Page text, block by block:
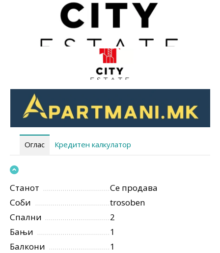
Оглас Кредитен калкулатор
Станот
Се продава
Соби
trosoben
Спални
2
Бањи
1
Балкони
1